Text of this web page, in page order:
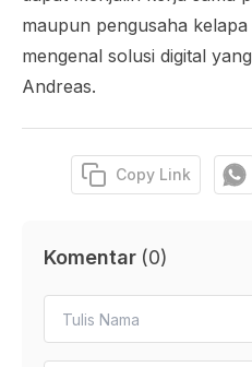
maupun pengusaha
mengenal solusi digital
Andreas.
Copy Link
Komentar (0)